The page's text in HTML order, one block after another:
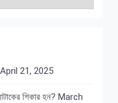
April 21, 2025
শিকার হন? March